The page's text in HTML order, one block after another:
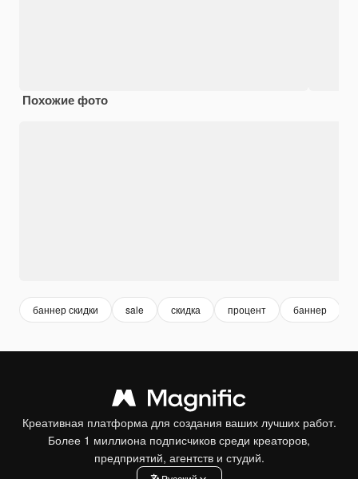
Похожие фото
баннер скидки sale скидка процент баннер
Креативная платформа для создания ваших лучших работ.
Более 1 миллиона подписчиков среди креаторов,
предприятий, агентств и студий.